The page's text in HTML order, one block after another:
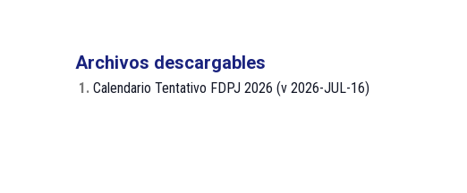
Archivos descargables
1. Calendario Tentativo FDPJ 2026 (v 2026-JUL-16)